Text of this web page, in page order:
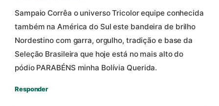
Sampaio Corrêa o universo Tricolor equipe conhecida
também na América do Sul este bandeira de brilho
Nordestino com garra, orgulho, tradição e base da
Seleção Brasileira que hoje está no mais alto do
pódio PARABÉNS minha Bolívia Querida.
Responder